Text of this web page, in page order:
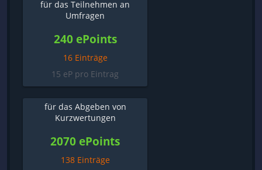
für das Teilnehmen an
Umfragen
240 ePoints
16 Einträge
15 eP pro Eintrag
für das Abgeben von
Kurzwertungen
2070 ePoints
138 Einträge